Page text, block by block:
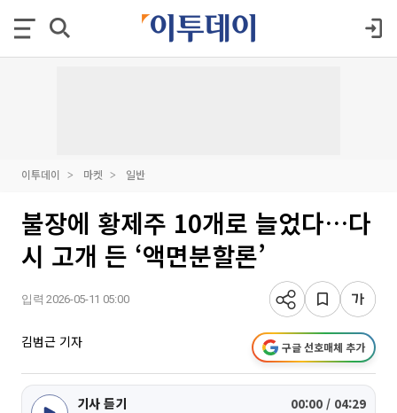
이투데이 마켓 일반
불장에 황제주 10개로 늘었다…다
시 고개 든 ‘액면분할론’
입력 2026-05-11 05:00
김범근 기자 구글 선호매체 추가
기사 듣기 00:00 / 04:29